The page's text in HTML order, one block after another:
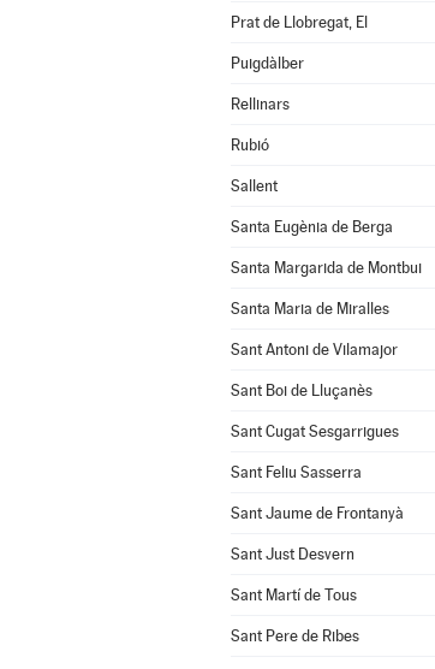
Prat de Llobregat, El
Puigdàlber
Rellinars
Rubió
Sallent
Santa Eugènia de Berga
Santa Margarida de Montbui
Santa Maria de Miralles
Sant Antoni de Vilamajor
Sant Boi de Lluçanès
Sant Cugat Sesgarrigues
Sant Feliu Sasserra
Sant Jaume de Frontanyà
Sant Just Desvern
Sant Martí de Tous
Sant Pere de Ribes